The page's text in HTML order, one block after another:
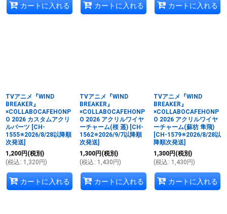
カートに入れる カートに入れる カートに入れる
TVアニメ『WIND
BREAKER』
×COLLABOCAFEHONP
O 2026 カスタムアクリ
ルパーツ [CH-
1555※2026/8/28以降順
次発送]
1,200円 (税別)
(税込 : 1,320 円)
カートに入れる
TVアニメ『WIND
BREAKER』
×COLLABOCAFEHONP
O 2026 アクリルワイヤ
ーチャーム(桜 遥) [CH-
1562※2026/9/7以降順
次発送]
1,300円 (税別)
(税込 : 1,430 円)
カートに入れる
TVアニメ『WIND
BREAKER』
×COLLABOCAFEHONP
O 2026 アクリルワイヤ
ーチャーム(蘇枋 隼飛)
[CH-1579※2026/8/28以
降順次発送]
1,300円 (税別)
(税込 : 1,430 円)
カートに入れる